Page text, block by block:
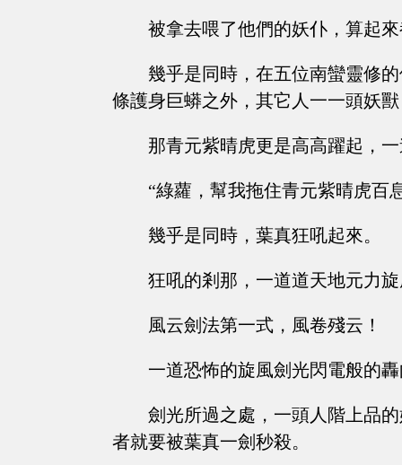
被拿去喂了他們的妖仆，算起
幾乎是同時，在五位南蠻靈修
條護身巨蟒之外，其它人一一頭妖
那青元紫晴虎更是高高躍起，
“綠蘿，幫我拖住青元紫晴虎百
幾乎是同時，葉真狂吼起來。
狂吼的剎那，一道道天地元力
風云劍法第一式，風卷殘云！
一道恐怖的旋風劍光閃電般的
劍光所過之處，一頭人階上品
者就要被葉真一劍秒殺。